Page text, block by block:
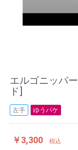
エルゴニッパ
ド]
左手 ゆうパケ
￥3,300 税込